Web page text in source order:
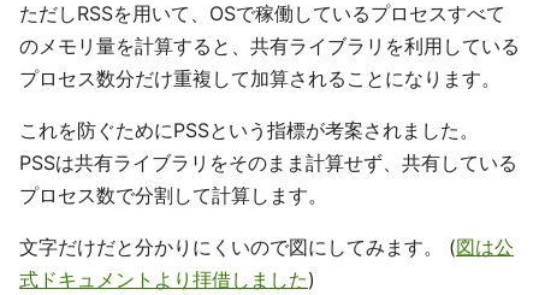
ただしRSSを用いて、OSで稼働しているプロセスすべて
のメモリ量を計算すると、共有ライブラリを利用している
プロセス数分だけ重複して加算されることになります。
これを防ぐためにPSSという指標が考案されました。
PSSは共有ライブラリをそのまま計算せず、共有している
プロセス数で分割して計算します。
文字だけだと分かりにくいので図にしてみます。 (図は公
式ドキュメントより拝借しました)